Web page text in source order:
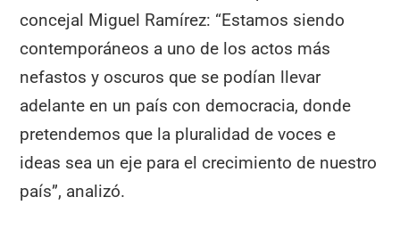
concejal Miguel Ramírez: “Estamos siendo
contemporáneos a uno de los actos más
nefastos y oscuros que se podían llevar
adelante en un país con democracia, donde
pretendemos que la pluralidad de voces e
ideas sea un eje para el crecimiento de nuestro
país”, analizó.